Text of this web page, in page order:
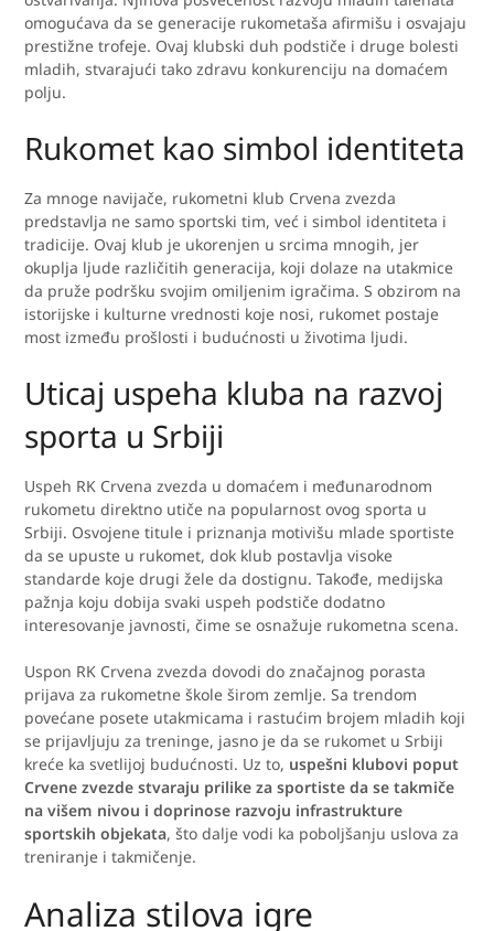
omogućava da se generacije rukometaša afirmišu i osvajaju
prestižne trofeje. Ovaj klubski duh podstiče i druge bolesti
mladih, stvarajući tako zdravu konkurenciju na domaćem
polju.
Rukomet kao simbol identiteta
Za mnoge navijače, rukometni klub Crvena zvezda
predstavlja ne samo sportski tim, već i simbol identiteta i
tradicije. Ovaj klub je ukorenjen u srcima mnogih, jer
okuplja ljude različitih generacija, koji dolaze na utakmice
da pruže podršku svojim omiljenim igračima. S obzirom na
istorijske i kulturne vrednosti koje nosi, rukomet postaje
most između prošlosti i budućnosti u životima ljudi.
Uticaj uspeha kluba na razvoj
sporta u Srbiji
Uspeh RK Crvena zvezda u domaćem i međunarodnom
rukometu direktno utiče na popularnost ovog sporta u
Srbiji. Osvojene titule i priznanja motivišu mlade sportiste
da se upuste u rukomet, dok klub postavlja visoke
standarde koje drugi žele da dostignu. Takođe, medijska
pažnja koju dobija svaki uspeh podstiče dodatno
interesovanje javnosti, čime se osnažuje rukometna scena.
Uspon RK Crvena zvezda dovodi do značajnog porasta
prijava za rukometne škole širom zemlje. Sa trendom
povećane posete utakmicama i rastućim brojem mladih koji
se prijavljuju za treninge, jasno je da se rukomet u Srbiji
kreće ka svetlijoj budućnosti. Uz to, uspešni klubovi poput
Crvene zvezde stvaraju prilike za sportiste da se takmiče
na višem nivou i doprinose razvoju infrastrukture
sportskih objekata, što dalje vodi ka poboljšanju uslova za
treniranje i takmičenje.
Analiza stilova igre